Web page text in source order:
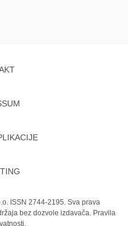
ISSN 2744-2195. Sva prava
bez dozvole izdavača. Pravila